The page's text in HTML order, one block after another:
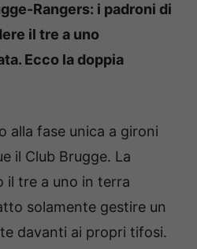
Rangers: i padroni di
il tre a uno
Ecco la doppia
alla fase unica a gironi
il Club Brugge. La
il tre a uno in terra
solamente gestire un
davanti ai propri tifosi.